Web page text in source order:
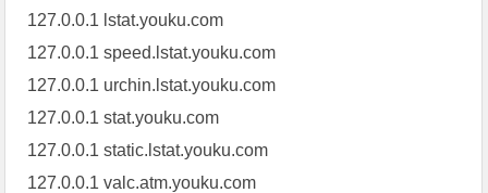
127.0.0.1 lstat.youku.com
127.0.0.1 speed.lstat.youku.com
127.0.0.1 urchin.lstat.youku.com
127.0.0.1 stat.youku.com
127.0.0.1 static.lstat.youku.com
127.0.0.1 valc.atm.youku.com